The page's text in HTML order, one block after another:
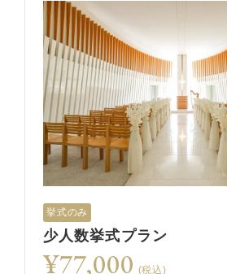
挙式のみ
少人数挙式プラン
¥77,000 (税込)